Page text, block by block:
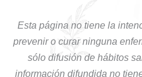
Esta página no tiene la
prevenir o curar ninguna
sólo difusión de hábitos
información difundida no